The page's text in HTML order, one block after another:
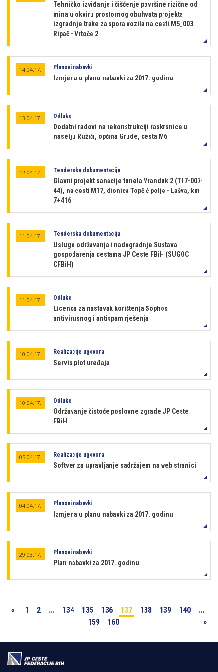
Tehničko izviđanje i čišćenje površine rizične od
mina u okviru prostornog obuhvata projekta
izgradnje trake za spora vozila na cesti M5_003
Ripač - Vrtoče 2
14.04.17. Planovi nabavki
Izmjena u planu nabavki za 2017. godinu
13.04.17. Odluke
Dodatni radovi na rekonstrukciji raskrsnice u
naselju Ružići, općina Grude, cesta M6
12.04.17. Tenderska dokumentacija
Glavni projekt sanacije tunela Vranduk 2 (T17-007-
44), na cesti M17, dionica Topčić polje - Lašva, km
7+416
11.04.17. Tenderska dokumentacija
Usluge održavanja i nadogradnje Sustava
gospodarenja cestama JP Ceste FBiH (SUGOC
CFBiH)
11.04.17. Odluke
Licenca za nastavak korištenja Sophos
antivirusnog i antispam rješenja
10.04.17. Realizacije ugovora
Servis plot uređaja
10.04.17. Odluke
Održavanje čistoće poslovne zgrade JP Ceste
FBiH
05.04.17. Realizacije ugovora
Softver za upravljanje sadržajem na web stranici
04.04.17. Planovi nabavki
Izmjena u planu nabavki za 2017. godinu
29.03.17. Planovi nabavki
Plan nabavki za 2017. godinu
« 1 2 ... 134 135 136 137 138 139 140
...
159
160 »